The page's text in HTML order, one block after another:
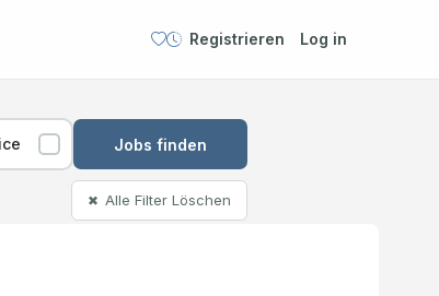
Registrieren Log in
Jobs finden
✖ Alle Filter Löschen